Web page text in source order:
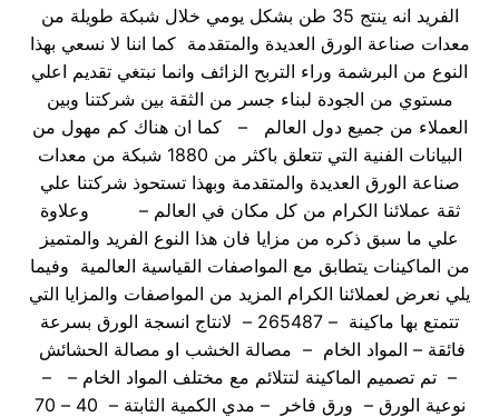
الفريد انه ينتج 35 طن بشكل يومي خلال شبكة طويلة من
معدات صناعة الورق العديدة والمتقدمة كما اننا لا نسعي بهذا
النوع من البرشمة وراء التربح الزائف وانما نبتغي تقديم اعلي
مستوي من الجودة لبناء جسر من الثقة بين شركتنا وبين
العملاء من جميع دول العالم – كما ان هناك كم مهول من
البيانات الفنية التي تتعلق باكثر من 1880 شبكة من معدات
صناعة الورق العديدة والمتقدمة وبهذا تستحوذ شركتنا علي
ثقة عملائنا الكرام من كل مكان في العالم – وعلاوة
علي ما سبق ذكره من مزايا فان هذا النوع الفريد والمتميز
من الماكينات يتطابق مع المواصفات القياسية العالمية وفيما
يلي نعرض لعملائنا الكرام المزيد من المواصفات والمزايا التي
تتمتع بها ماكينة – 265487 – لانتاج انسجة الورق بسرعة
فائقة – المواد الخام – مصالة الخشب او مصالة الحشائش
– تم تصميم الماكينة لتتلائم مع مختلف المواد الخام – –
نوعية الورق – ورق فاخر – مدي الكمية الثابتة – 40 – 70